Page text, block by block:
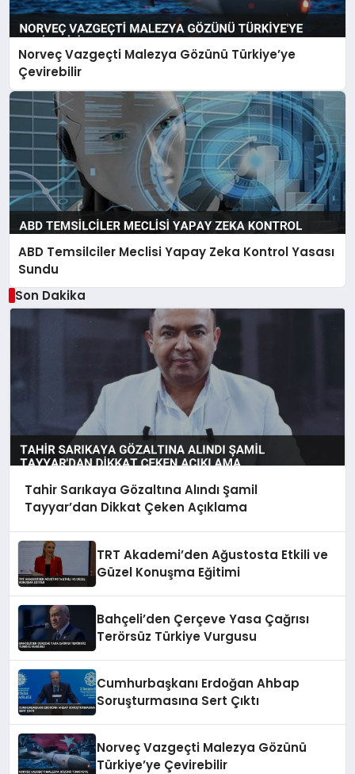
Norveç Vazgeçti Malezya Gözünü Türkiye’ye
Çevirebilir
ABD Temsilciler Meclisi Yapay Zeka Kontrol Yasası
Sundu
Son Dakika
Tahir Sarıkaya Gözaltına Alındı Şamil
Tayyar’dan Dikkat Çeken Açıklama
TRT Akademi’den Ağustosta Etkili ve
Güzel Konuşma Eğitimi
Bahçeli’den Çerçeve Yasa Çağrısı
Terörsüz Türkiye Vurgusu
Cumhurbaşkanı Erdoğan Ahbap
Soruşturmasına Sert Çıktı
Norveç Vazgeçti Malezya Gözünü
Türkiye’ye Çevirebilir